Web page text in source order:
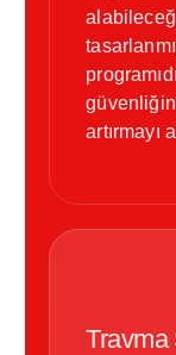
artırmayı
Travma